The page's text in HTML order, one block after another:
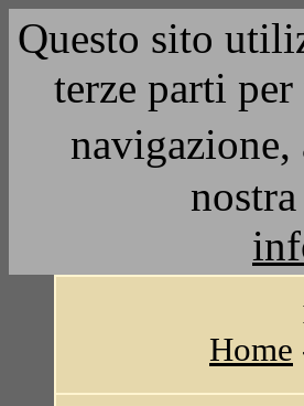
Questo sito
terze parti
Home